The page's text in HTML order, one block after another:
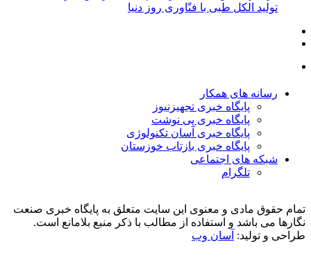
تولید الکل طبی با فنّاوری روز دنیا
رسانه های همکار
پایگاه خبری تجهیزنیوز
پایگاه خبری پی نوشت
پایگاه خبری آسان تکنولوژی
پایگاه خبری بازتاب خوزستان
شبکه های اجتماعی
تلگرام
تمام حقوق مادی و معنوی این سایت متعلق به پایگاه خبری صنعت
نگارها می باشد و استفاده از مطالب با ذکر منبع بلامانع است.
طراحی و تولید: آسان وب